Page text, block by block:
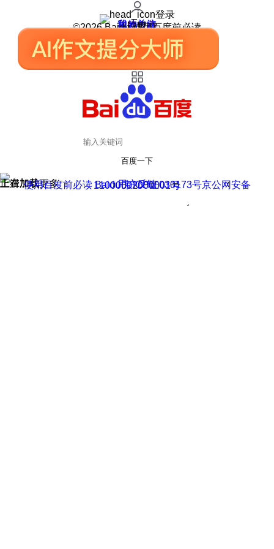
登录
我的关注
我的收藏
皮肤中心
用户反馈
设置
©2026 Baidu 使用百度前必读
百度一下
正在加载
上滑加载更多 用户反馈
使用百度前必读 Baidu 京ICP证030173号
京公网安备11000002000001号